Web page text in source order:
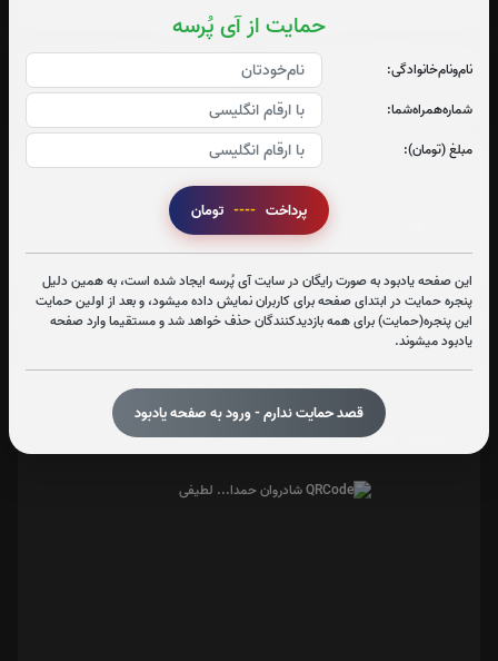
حمایت از آی پُرسه
نام‌و‌نام‌خانوادگی:
شماره‌همراه‌شما:
مبلغ (تومان):
پرداخت ----
این صفحه یادبود به صورت رایگان در سایت آی پُرسه ایجاد شده است، به همین دلیل
پنجره حمایت در ابتدای صفحه برای کاربران نمایش داده میشود، و بعد از اولین حمایت
این پنجره(حمایت) برای همه بازدیدکنندگان حذف خواهد شد و مستقیما وارد صفحه
یادبود میشوند.
قصد حمایت ندارم - ورود به صفحه یادبود
چهارشنبه،پنجشنبه و جمعه
صلوات شمار
66
آدرس آرامگاه : کلاردشت
تعداد بازدید : 477
اشتراک گذاری